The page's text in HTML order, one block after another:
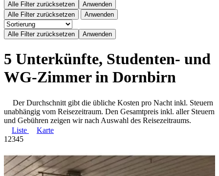
Alle Filter zurücksetzen
Anwenden
Alle Filter zurücksetzen
Anwenden
5 Unterkünfte, Studenten- und
WG-Zimmer in Dornbirn
Der Durchschnitt gibt die übliche Kosten pro Nacht inkl. Steuern
unabhängig vom Reisezeitraum. Den Gesamtpreis inkl. aller Steuern
und Gebühren zeigen wir nach Auswahl des Reisezeitraums.
Liste
Karte
1 2345